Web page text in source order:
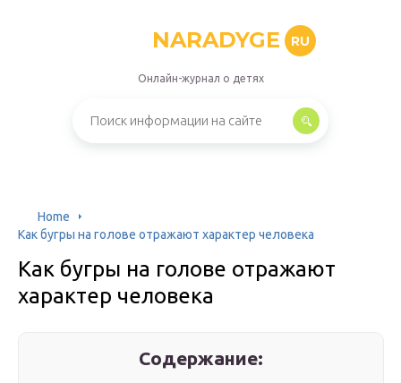
NARADYGE RU
Онлайн-журнал о детях
Home
Как бугры на голове отражают характер человека
Как бугры на голове отражают
характер человека
Содержание: